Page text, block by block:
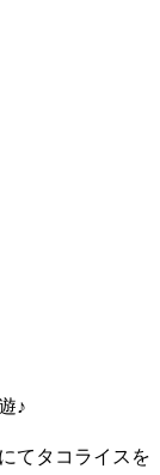
♪
てタコライスを